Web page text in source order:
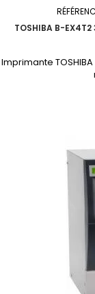
TOSHIBA B-EX4T2
Imprimante